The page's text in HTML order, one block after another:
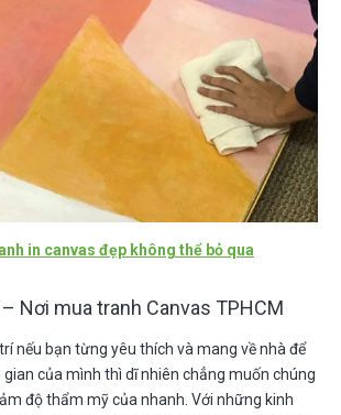
in canvas đẹp không thể bỏ qua
Nơi mua tranh Canvas TPHCM
nếu bạn từng yêu thích và mang về nhà để
gian của mình thì dĩ nhiên chẳng muốn chúng
độ thẩm mỹ của nhanh. Với những kinh